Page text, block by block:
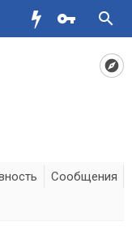
Сообщения